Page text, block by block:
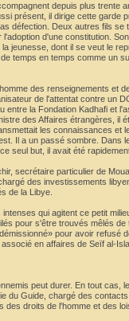
depuis plus trente
présent, il dirige cette garde
défection. Deux autres fils
d'une constitution.
jeunesse, dont il se veut le
temps en temps comme un
des renseignements et
de l'attentat contre un
la Fondation Kadhafi et
des Affaires étrangères, il
les connaissances et
Il a un passé sombre. Dans
seul but, il avait été
secrétaire particulier de
des investissements
de la Libye.
qui agitent ce petit
pour s'être trouvés mêlés
pour avoir refusé
en affaires de Seïf al-
peut durer. En tout cas,
du Guide, chargé des
droits de l'homme et des